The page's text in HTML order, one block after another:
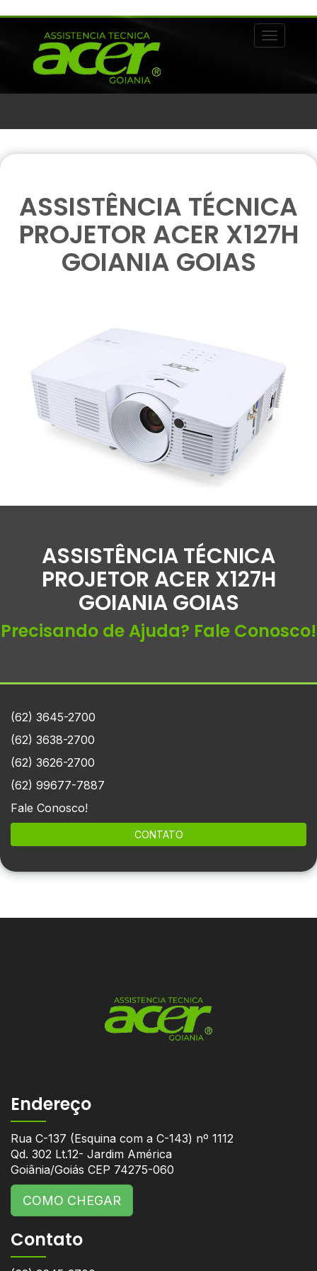
Alternar
ASSISTÊNCIA TÉCNICA
PROJETOR ACER X127H
GOIANIA GOIAS
ASSISTÊNCIA TÉCNICA
PROJETOR ACER X127H
GOIANIA GOIAS
Precisando de Ajuda? Fale Conosco!
(62) 3645-2700
(62) 3638-2700
(62) 3626-2700
(62) 99677-7887
Fale Conosco!
CONTATO
Endereço
Rua C-137 (Esquina com a C-143) nº 1112
Qd. 302 Lt.12- Jardim América
Goiânia/Goiás CEP 74275-060
COMO CHEGAR
Contato